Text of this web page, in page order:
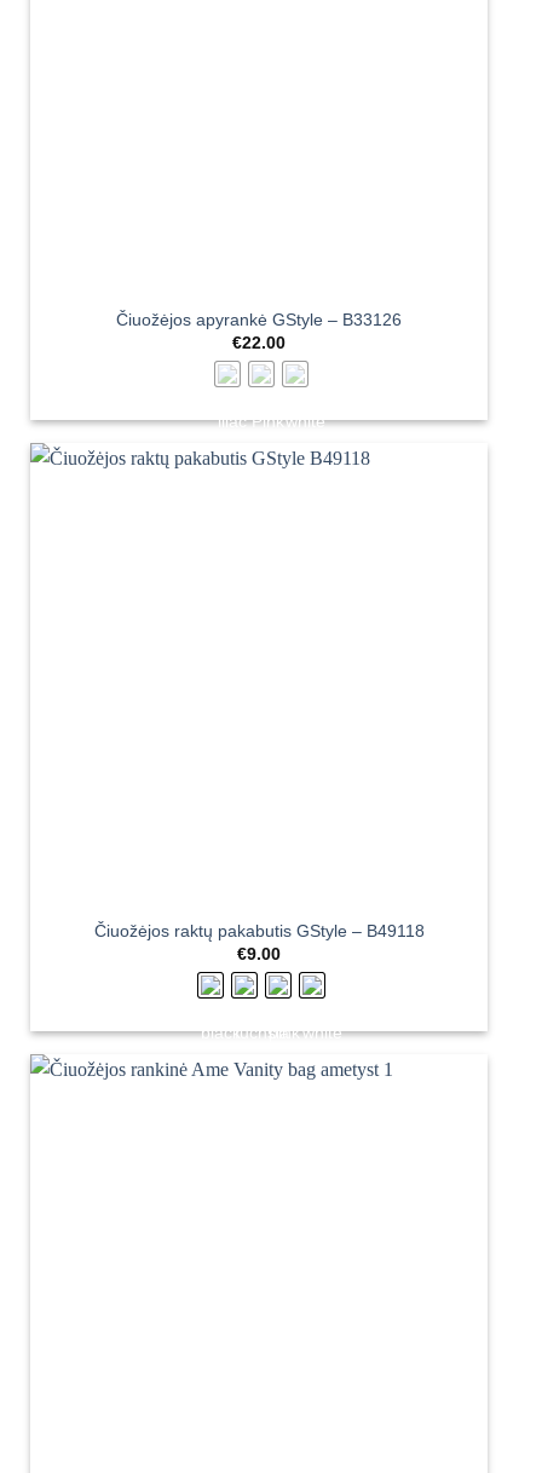
Čiuožėjos apyrankė GStyle – B33126
€22.00
Čiuožėjos raktų pakabutis GStyle – B49118
€9.00